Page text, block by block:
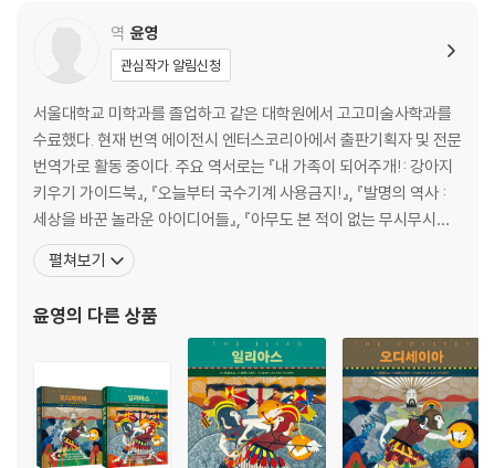
역 윤영
관심작가 알림신청
서울대학교 미학과를 졸업하고 같은 대학원에서 고고미술사학과를
수료했다. 현재 번역 에이전시 엔터스코리아에서 출판기획자 및 전문
번역가로 활동 중이다. 주요 역서로는 『내 가족이 되어주개!: 강아지
키우기 가이드북』, 『오늘부터 국수기계 사용금지!』, 『발명의 역사 :
세상을 바꾼 놀라운 아이디어들』, 『아무도 본 적이 없는 무시무시한
공룡들』, 『미술관 고양이 밀드레드』, 『브리짓 밴더퍼프』 시리즈, 『거
의 모든 순간의 미술사』, 『그림 그리기는 즐겁죠: 밥 로스의 참 쉬운
께 그림을 그립시다』, 『아
펼쳐보기
윤영의 다른 상품